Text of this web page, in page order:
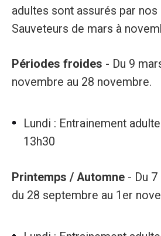
adultes sont assurés par
Sauveteurs de mars à
Périodes froides - Du 9
novembre au 28 novembre.
Lundi : Entrainement
13h30
Printemps / Automne- Du 7
du 28 septembre au 1er